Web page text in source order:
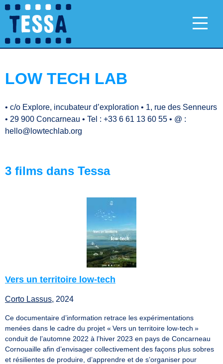
LOW TECH LAB
• c/o Explore, incubateur d’exploration • 1, rue des Senneurs
• 29 900 Concarneau • Tel : +33 6 61 13 60 55 • @ :
hello@lowtechlab.org
3 films dans Tessa
Vers un territoire low-tech
Corto Lassus, 2024
Ce documentaire d’information retrace les expérimentations
menées dans le cadre du projet « Vers un territoire low-tech »
conduit de l’automne 2022 à l’hiver 2023 en pays de Concarneau
Cornouaille afin d’envisager collectivement des façons plus sobres
et résilientes de produire, d’apprendre et de s’organiser pour